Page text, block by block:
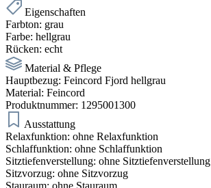
Eigenschaften
Farbton: grau
Farbe: hellgrau
Rücken: echt
Material & Pflege
Hauptbezug: Feincord Fjord hellgrau
Material: Feincord
Produktnummer: 1295001300
Ausstattung
Relaxfunktion: ohne Relaxfunktion
Schlaffunktion: ohne Schlaffunktion
Sitztiefenverstellung: ohne Sitztiefenverstellung
Sitzvorzug: ohne Sitzvorzug